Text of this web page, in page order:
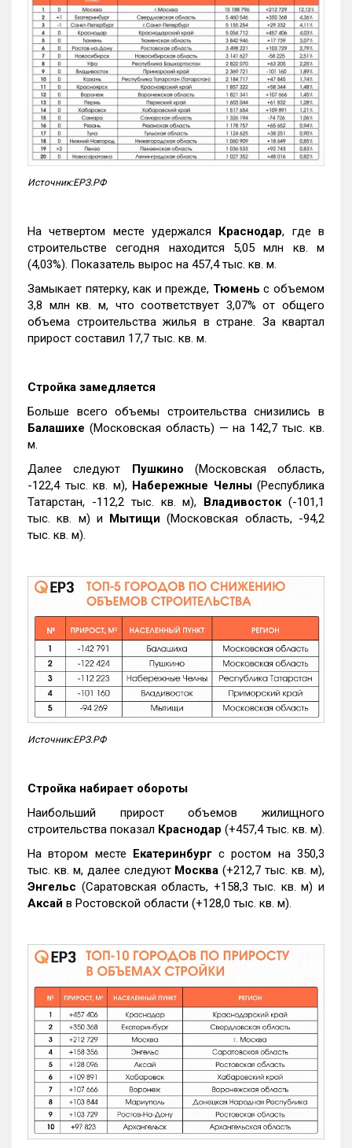
Источник:ЕРЗ.РФ
На четвертом месте удержался Краснодар, где в
строительстве сегодня находится 5,05 млн кв. м
(4,03%). Показатель вырос на 457,4 тыс. кв. м.
Замыкает пятерку, как и прежде, Тюмень с объемом
3,8 млн кв. м, что соответствует 3,07% от общего
объема строительства жилья в стране. За квартал
прирост составил 17,7 тыс. кв. м.
Стройка замедляется
Больше всего объемы строительства снизились в
Балашихе (Московская область) — на 142,7 тыс. кв.
м.
Далее следуют Пушкино (Московская область,
-122,4 тыс. кв. м), Набережные Челны(Республика
Татарстан, -112,2 тыс. кв. м), Владивосток(-101,1
тыс. кв. м) и Мытищи (Московская область, -94,2
тыс. кв. м).
Источник:ЕРЗ.РФ
Стройка набирает обороты
Наибольший прирост объемов жилищного
строительства показал Краснодар (+457,4 тыс. кв. м).
На втором месте Екатеринбургс ростом на 350,3
тыс. кв. м, далее следуют Москва (+212,7 тыс. кв. м),
Энгельс (Саратовская область, +158,3 тыс. кв. м) и
Аксай в Ростовской области (+128,0 тыс. кв. м).